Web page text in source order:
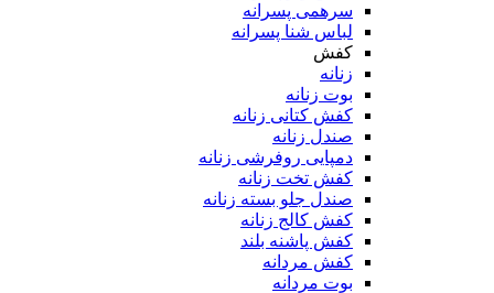
سرهمی پسرانه
لباس شنا پسرانه
کفش
زنانه
بوت زنانه
کفش کتانی زنانه
صندل زنانه
دمپایی روفرشی زنانه
کفش تخت زنانه
صندل جلو بسته زنانه
کفش کالج زنانه
کفش پاشنه بلند
کفش مردانه
بوت مردانه